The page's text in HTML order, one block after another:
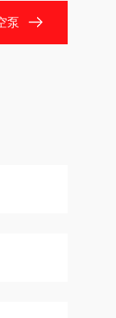
泵